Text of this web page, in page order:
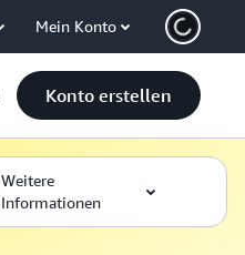
Mein Konto
Konto erstellen
Weitere
Informationen